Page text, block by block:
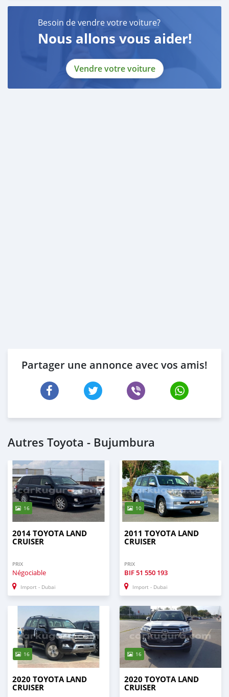
Besoin de vendre votre voiture?
Nous allons vous aider!
Vendre votre voiture
Partager une annonce avec vos amis!
Autres Toyota - Bujumbura
16
2014 TOYOTA LAND
CRUISER
PRIX
Négociable
Import - Dubai
10
2011 TOYOTA LAND
CRUISER
PRIX
BIF51 550 193
Import - Dubai
16
2020 TOYOTA LAND
CRUISER
16
2020 TOYOTA LAND
CRUISER